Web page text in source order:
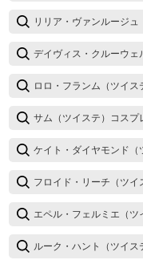
リリア・ヴァンルージ
デイヴィス・クルーウェ
ロロ・フランム（ツイ
サム（ツイステ）コスプ
ケイト・ダイヤモンド（
フロイド・リーチ（ツイ
エペル・フェルミエ（ツ
ルーク・ハント（ツイス